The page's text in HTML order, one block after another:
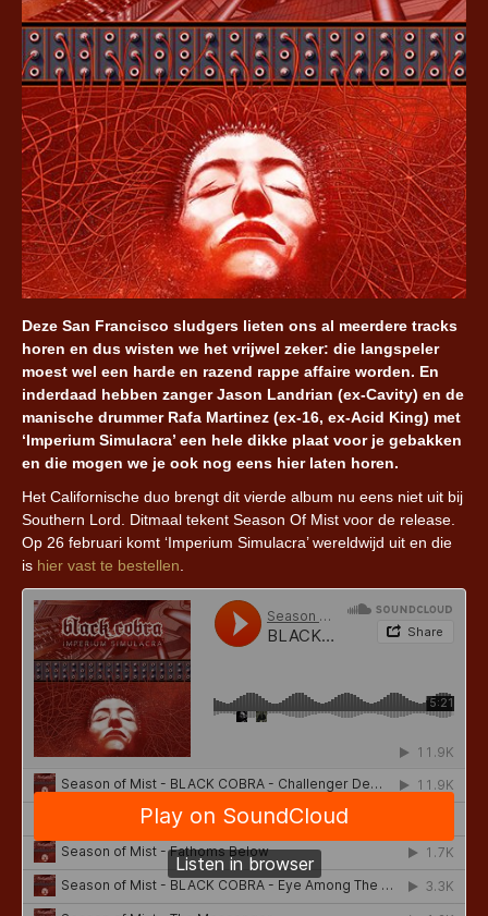
Deze San Francisco sludgers lieten ons al meerdere tracks
horen en dus wisten we het vrijwel zeker: die langspeler
moest wel een harde en razend rappe affaire worden. En
inderdaad hebben zanger Jason Landrian (ex-Cavity) en de
manische drummer Rafa Martinez (ex-16, ex-Acid King) met
‘Imperium Simulacra’ een hele dikke plaat voor je gebakken
en die mogen we je ook nog eens hier laten horen.
Het Californische duo brengt dit vierde album nu eens niet uit bij
Southern Lord. Ditmaal tekent Season Of Mist voor de release.
Op 26 februari komt ‘Imperium Simulacra’ wereldwijd uit en die
is hier vast te bestellen.